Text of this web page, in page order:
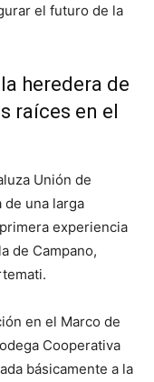
el futuro de la
heredera de
raíces en el
Unión de
una larga
experiencia
de Campano,
en el Marco de
Cooperativa
básicamente a la